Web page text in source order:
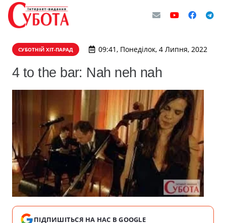
СУБОТНІЙ ХІТ-ПАРАД 09:41, Понеділок, 4 Липня, 2022
4 to the bar: Nah neh nah
ПІДПИШІТЬСЯ НА НАС В GOOGLE